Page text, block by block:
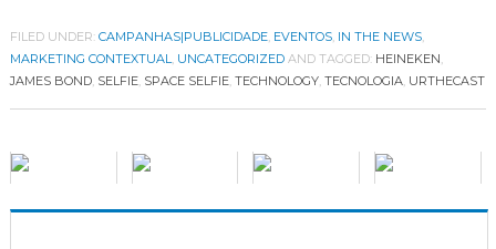
FILED UNDER: CAMPANHAS|PUBLICIDADE, EVENTOS, IN THE NEWS,
MARKETING CONTEXTUAL, UNCATEGORIZED AND TAGGED: HEINEKEN,
JAMES BOND, SELFIE, SPACE SELFIE, TECHNOLOGY, TECNOLOGIA, URTHECAST